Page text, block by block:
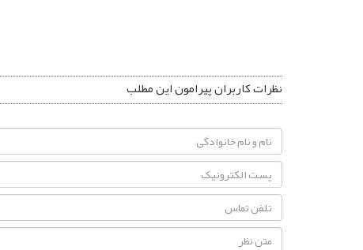
نظرات کاربران پیرامون این مطلب